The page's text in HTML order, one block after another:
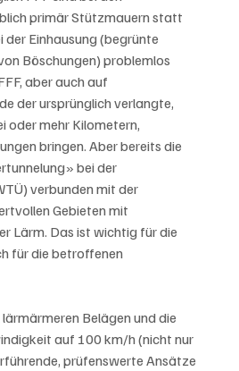
primär Stützmauern statt
der Einhausung (begrünte
Böschungen) problemlos
aber auch auf
der ursprünglich verlangte,
oder mehr Kilometern,
bringen. Aber bereits die
bei der
verbunden mit der
Gebieten mit
Lärm. Das ist wichtig für die
für die betroffenen
Belägen und die
auf 100 km/h (nicht nur
prüfenswerte Ansätze